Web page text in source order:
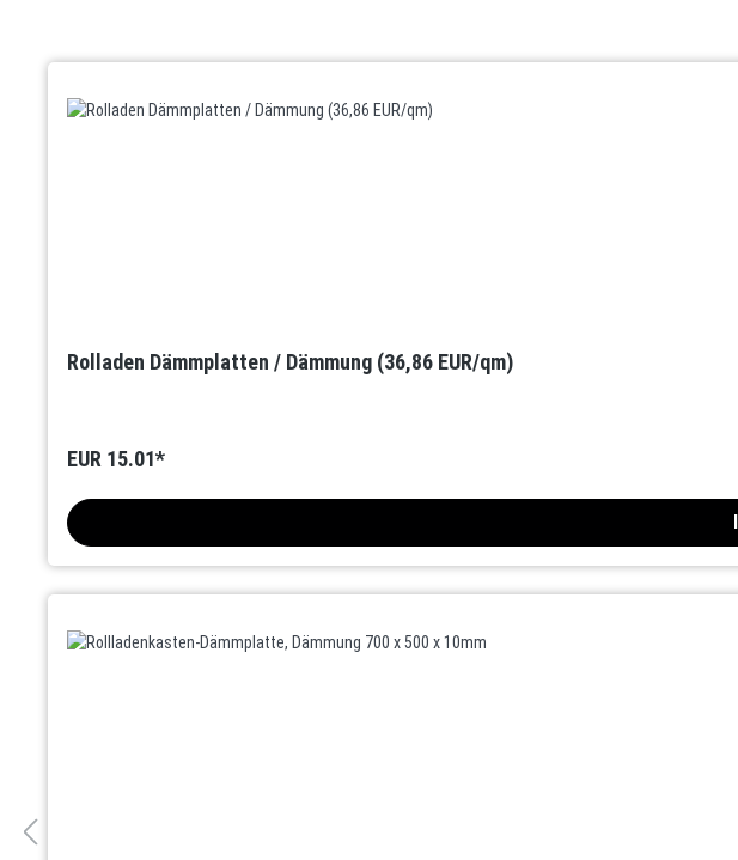
Rolladen Dämmplatten / Dämmung (36,86 EUR/qm)
EUR 15.01*